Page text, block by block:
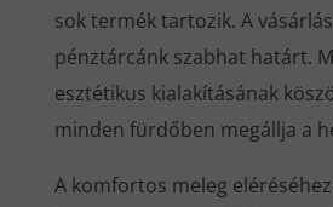
sok termék tartozik. A
pénztárcánk szabhat határt.
esztétikus kialakításának
minden fürdőben megállja a
A komfortos meleg